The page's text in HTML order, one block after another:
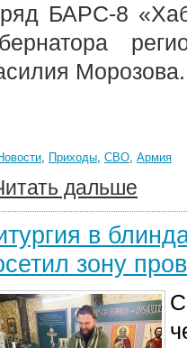
БАРС-8
Морозова.
, Приходы, СВО, Армия
дальше
в
зону